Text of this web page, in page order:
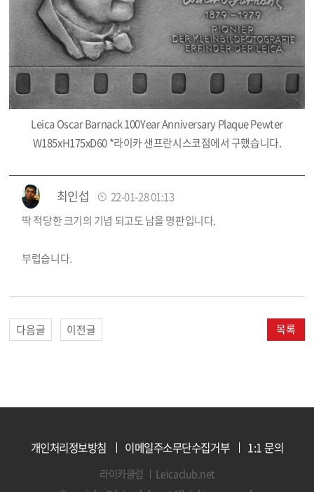
Leica Oscar Barnack 100Year Anniversary Plaque Pewter
W185xH175xD60 *라이카 샌프란시스코점에서 구했습니다.
최인섭
22-01-28 01:13
딱 적당한 크기의 기념 되고도 남을 명판입니다.
부럽습니다.
다음글 이전글 목록
개인처리정보방침 이메일주소무단수집거부 1:1 문의
라이카클럽
Leicaclub.net